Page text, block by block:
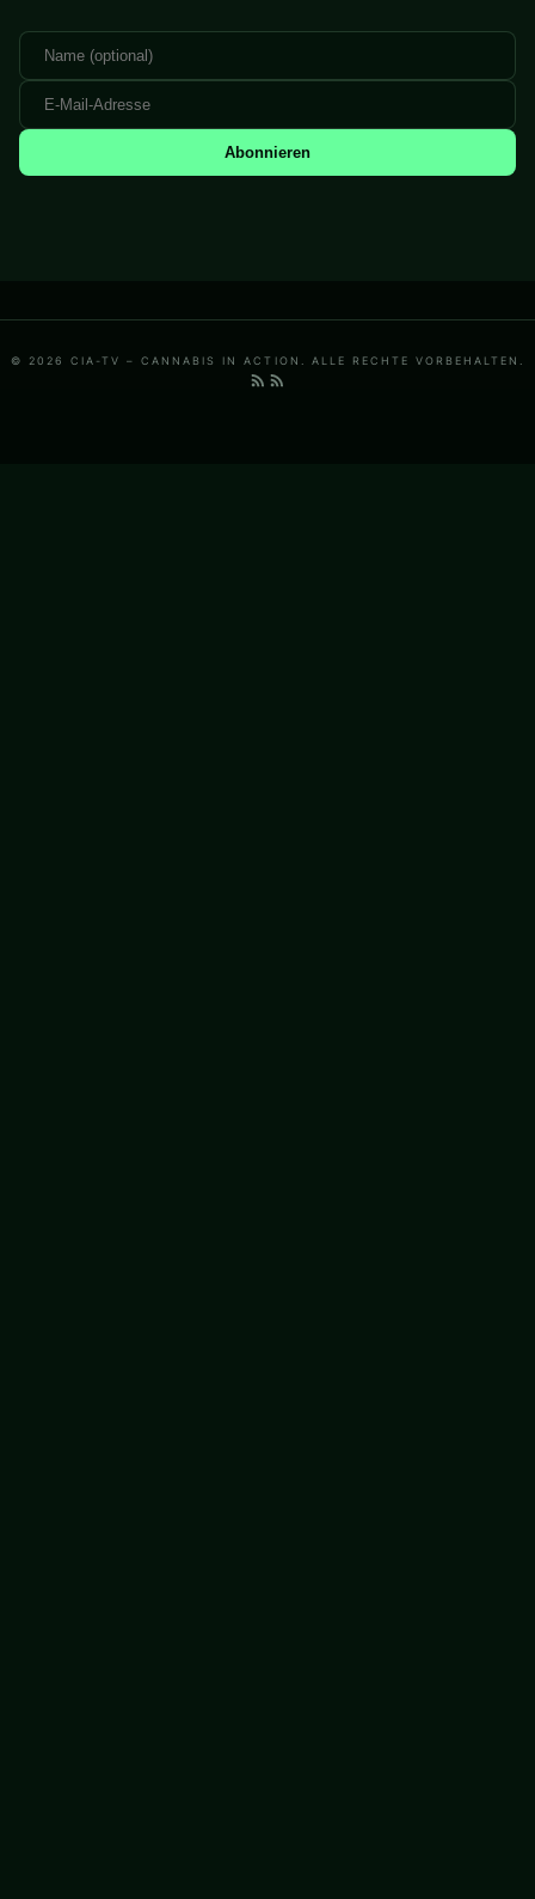
Abonnieren
© 2026 CIA-TV – CANNABIS IN ACTION. ALLE RECHTE VORBEHALTEN.